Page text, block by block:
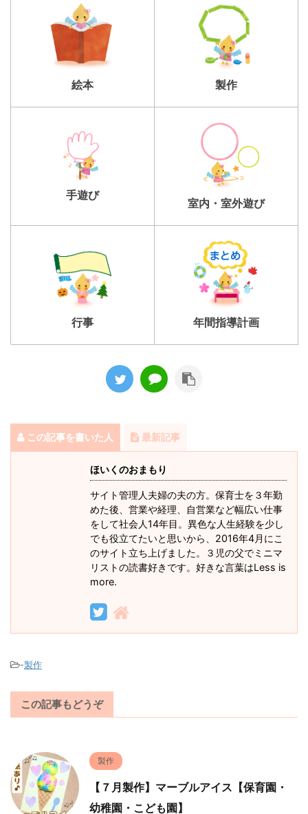
絵本 製作
手遊び
室内・室外遊び
行事 年間指導計画
この記事を書いた人 最新記事
ほいくのおまもり
サイト管理人夫婦の夫の方。保育士を３年勤
めた後、営業や経理、自営業など幅広い仕事
をして社会人14年目。異色な人生経験を少し
でも役立てたいと思いから、2016年4月にこ
のサイト立ち上げました。３児の父でミニマ
リストの読書好きです。好きな言葉はLess is
more.
-製作
この記事もどうぞ
製作
【７月製作】マーブルアイス【保育園・
幼稚園・こども園】